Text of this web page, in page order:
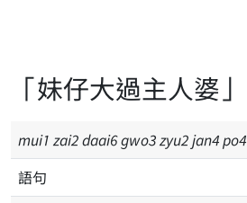
「妹仔大過主人婆」
mui1 zai2daai6gwo3zyu2jan4po4
語句